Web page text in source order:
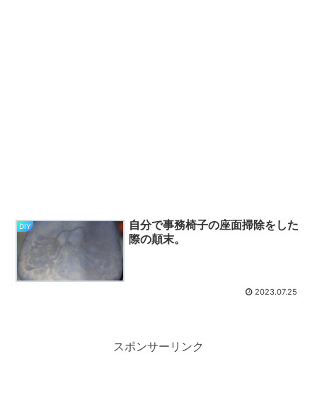
DIY
自分で事務椅子の座面掃除をした
際の顛末。
2023.07.25
スポンサーリンク